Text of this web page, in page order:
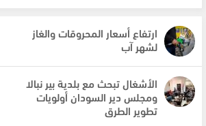
ارتفاع أسعار المحروقات والغاز
لشهر آب
الأشغال تبحث مع بلدية بير نبالا
ومجلس دير السودان أولويات
تطوير الطرق